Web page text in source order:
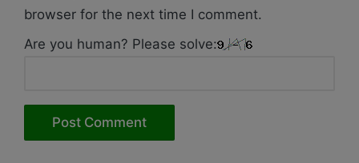
browser for the next time I comment.
Are you human? Please solve: